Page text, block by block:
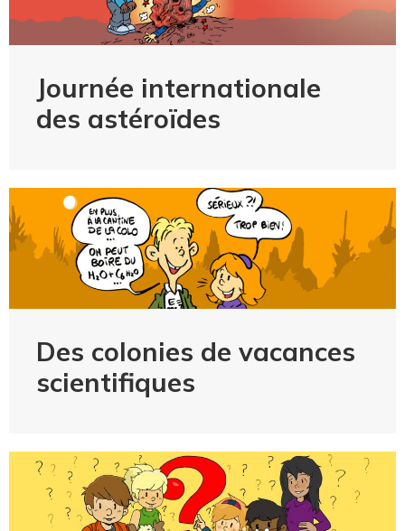
Journée internationale
des astéroïdes
Des colonies de vacances
scientifiques